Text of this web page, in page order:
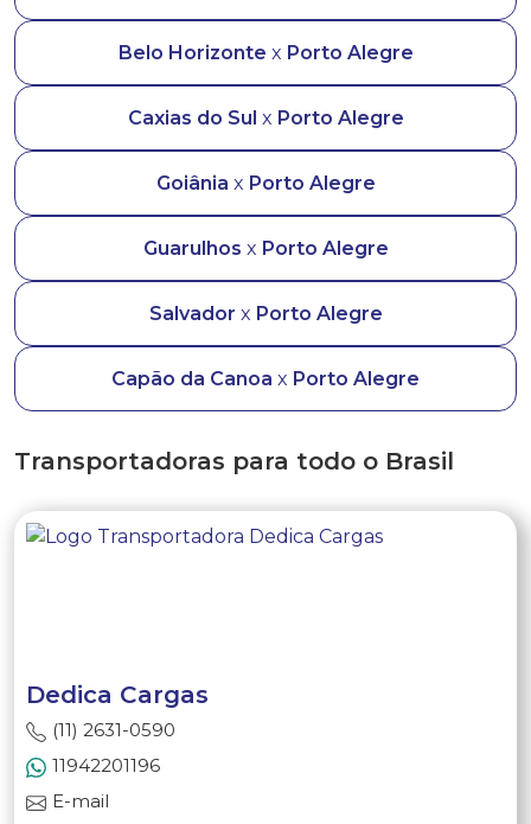
Belo Horizonte x Porto Alegre
Caxias do Sul x Porto Alegre
Goiânia x Porto Alegre
Guarulhos x Porto Alegre
Salvador x Porto Alegre
Capão da Canoa x Porto Alegre
Transportadoras para todo o Brasil
Dedica Cargas
(11) 2631-0590
11942201196
E-mail